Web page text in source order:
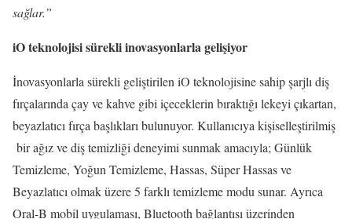
sağlar.”
iO teknolojisi sürekli inovasyonlarla gelişiyor
İnovasyonlarla sürekli geliştirilen iO teknolojisine sahip şarjlı diş
fırçalarında çay ve kahve gibi içeceklerin bıraktığı lekeyi çıkartan,
beyazlatıcı fırça başlıkları bulunuyor. Kullanıcıya kişiselleştirilmiş
bir ağız ve diş temizliği deneyimi sunmak amacıyla; Günlük
Temizleme, Yoğun Temizleme, Hassas, Süper Hassas ve
Beyazlatıcı olmak üzere 5 farklı temizleme modu sunar. Ayrıca
Oral-B mobil uygulaması, Bluetooth bağlantısı üzerinden